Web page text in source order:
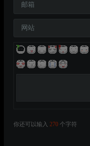
邮箱
网站
你还可以输入 270 个字符